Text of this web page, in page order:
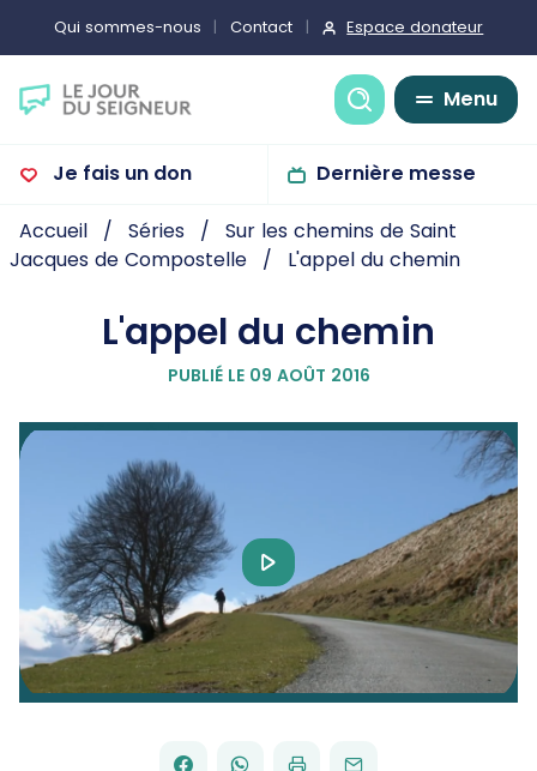
Qui sommes-nous Contact Espace donateur
Recherche
Menu
Je fais un don Dernière messe
Accueil Séries
Sur les chemins de Saint
Jacques de Compostelle
L'appel du chemin
L'appel du chemin
PUBLIÉ LE 09 AOÛT 2016
Video
FACEBOOKWHATSAPP PAR